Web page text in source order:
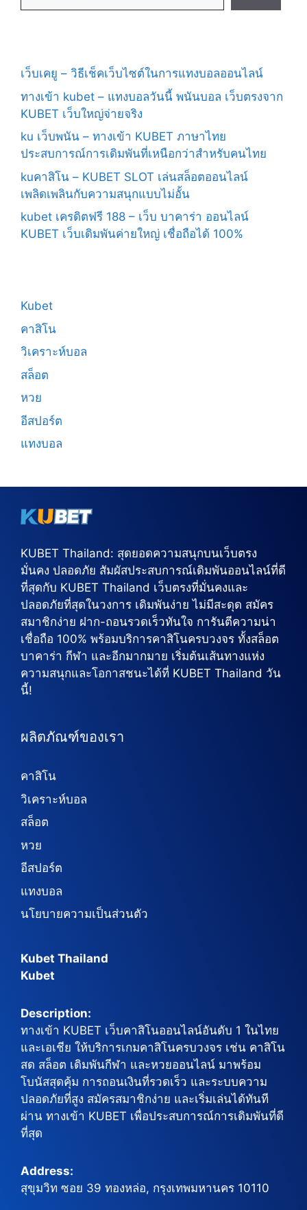
เว็บเคยู – วิธีเช็คเว็บไซต์ในการแทงบอลออนไลน์
ทางเข้า kubet – แทงบอลวันนี้ พนันบอล เว็บตรงจาก
KUBET เว็บใหญ่จ่ายจริง
ku เว็บพนัน – ทางเข้า KUBET ภาษาไทย
ประสบการณ์การเดิมพันที่เหนือกว่าสำหรับคนไทย
kuคาสิโน – KUBET SLOT เล่นสล็อตออนไลน์
เพลิดเพลินกับความสนุกแบบไม่อั้น
kubet เครดิตฟรี 188 – เว็บ บาคาร่า ออนไลน์
KUBET เว็บเดิมพันค่ายใหญ่ เชื่อถือได้ 100%
Kubet
คาสิโน
วิเคราะห์บอล
สล็อต
หวย
อีสปอร์ต
แทงบอล
KUBET Thailand: สุดยอดความสนุกบนเว็บตรง
มั่นคง ปลอดภัย สัมผัสประสบการณ์เดิมพันออนไลน์ที่ดี
ที่สุดกับ KUBET Thailand เว็บตรงที่มั่นคงและ
ปลอดภัยที่สุดในวงการ เดิมพันง่าย ไม่มีสะดุด สมัคร
สมาชิกง่าย ฝาก-ถอนรวดเร็วทันใจ การันตีความน่า
เชื่อถือ 100% พร้อมบริการคาสิโนครบวงจร ทั้งสล็อต
บาคาร่า กีฬา และอีกมากมาย เริ่มต้นเส้นทางแห่ง
ความสนุกและโอกาสชนะได้ที่ KUBET Thailand วัน
นี้!
ผลิตภัณฑ์ของเรา
คาสิโน
วิเคราะห์บอล
สล็อต
หวย
อีสปอร์ต
แทงบอล
นโยบายความเป็นส่วนตัว
Kubet Thailand
Kubet
Description:
ทางเข้า KUBET เว็บคาสิโนออนไลน์อันดับ 1 ในไทย
และเอเชีย ให้บริการเกมคาสิโนครบวงจร เช่น คาสิโน
สด สล็อต เดิมพันกีฬา และหวยออนไลน์ มาพร้อม
โบนัสสุดคุ้ม การถอนเงินที่รวดเร็ว และระบบความ
ปลอดภัยที่สูง สมัครสมาชิกง่าย และเริ่มเล่นได้ทันที
ผ่าน ทางเข้า KUBET เพื่อประสบการณ์การเดิมพันที่ดี
ที่สุด
Address:
สุขุมวิท ซอย 39 ทองหล่อ, กรุงเทพมหานคร 10110